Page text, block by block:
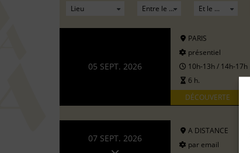
05 SEPT. 2026
PARIS
présentiel
10h-13h / 14h-17h
6 h.
DÉCOUVERTE
07 SEPT. 2026
A DISTANCE
par email